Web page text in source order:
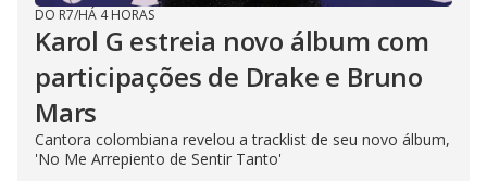
DO R7/HÁ 4 HORAS
Karol G estreia novo álbum com
participações de Drake e Bruno
Mars
Cantora colombiana revelou a ​tracklist de seu novo álbum,
'No Me Arrepiento de Sentir Tanto'